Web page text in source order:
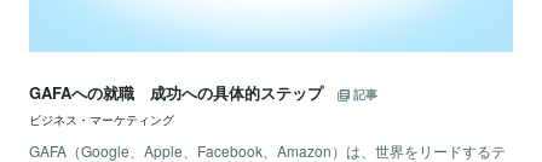
GAFAへの就職 成功への具体的ステップ
記事
ビジネス・マーケティング
GAFA（Google、Apple、Facebook、Amazon）は、世界をリードするテ